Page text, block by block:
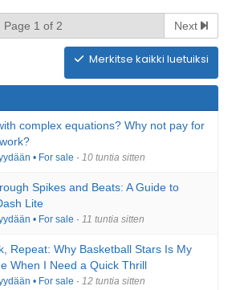
Page 1 of 2 Next
Merkitse kaikki luetuiksi
complex equations? Why not pay for
• For sale · 10 tuntia sitten
Spikes and Beats: A Guide to
Lite
• For sale · 11 tuntia sitten
Repeat: Why Basketball Stars Is My
When I Need a Quick Thrill
• For sale · 12 tuntia sitten